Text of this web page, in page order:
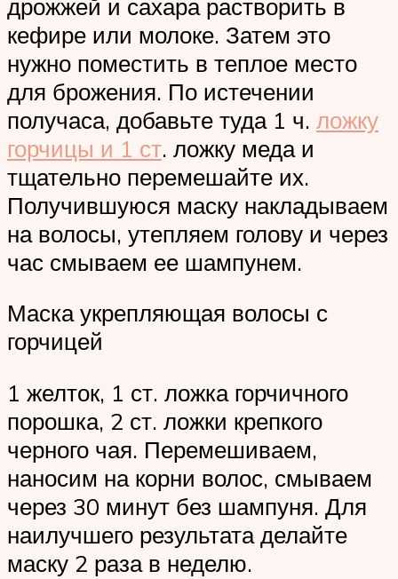
дрожжей и сахара растворить в
кефире или молоке. Затем это
нужно поместить в теплое место
для брожения. По истечении
получаса, добавьте туда 1 ч. ложку
горчицы и 1 ст. ложку меда и
тщательно перемешайте их.
Получившуюся маску накладываем
на волосы, утепляем голову и через
час смываем ее шампунем.
Маска укрепляющая волосы с
горчицей
1 желток, 1 ст. ложка горчичного
порошка, 2 ст. ложки крепкого
черного чая. Перемешиваем,
наносим на корни волос, смываем
через 30 минут без шампуня. Для
наилучшего результата делайте
маску 2 раза в неделю.